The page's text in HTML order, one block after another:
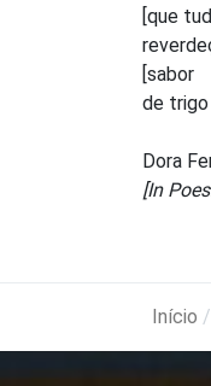
[que
[sabor
de trigo
Dora
[In
Início